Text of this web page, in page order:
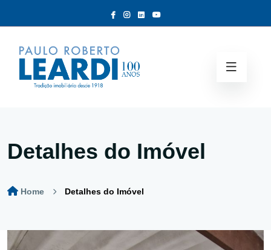
Detalhes do Imóvel
Home Detalhes do Imóvel